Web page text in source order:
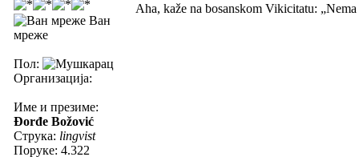
Ван
мреже
Пол:
Организација:
Име и презиме:
Đorđe Božović
Струка: lingvist
Поруке: 4.322
Aha, kaže na bosanskom Vikicitatu: